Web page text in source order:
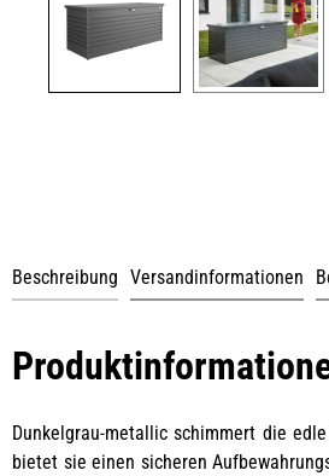
Beschreibung Versandinformationen
Dunkelgrau-metallic schimmert die
bietet sie einen sicheren